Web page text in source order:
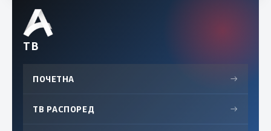
ТВ
ПОЧЕТНА →
ТВ РАСПОРЕД →